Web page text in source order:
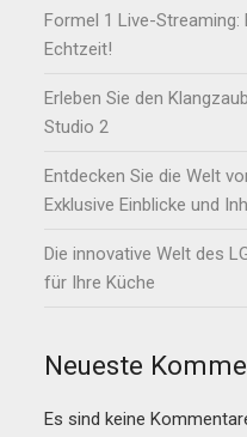
Formel 1 Live-Streaming:
Echtzeit!
Erleben Sie den
Studio 2
Entdecken Sie die Welt
Exklusive Einblicke und
Die innovative Welt des
für Ihre Küche
Neueste
Es sind keine